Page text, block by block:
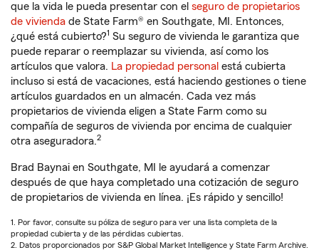
que la vida le pueda presentar con el seguro de propietarios
de vivienda de State Farm® en Southgate, MI. Entonces,
¿qué está cubierto?1 Su seguro de vivienda le garantiza que
puede reparar o reemplazar su vivienda, así como los
artículos que valora. La propiedad personal está cubierta
incluso si está de vacaciones, está haciendo gestiones o tiene
artículos guardados en un almacén. Cada vez más
propietarios de vivienda eligen a State Farm como su
compañía de seguros de vivienda por encima de cualquier
otra aseguradora.2
Brad Baynai en Southgate, MI le ayudará a comenzar
después de que haya completado una cotización de seguro
de propietarios de vivienda en línea. ¡Es rápido y sencillo!
1. Por favor, consulte su póliza de seguro para ver una lista completa de la
propiedad cubierta y de las pérdidas cubiertas.
2. Datos proporcionados por S&P Global Market Intelligence y State Farm Archive.